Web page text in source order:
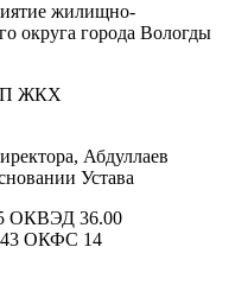
жилищно-
округа города Вологды
ЖКХ
Абдуллаев
Устава
ОКВЭД 36.00
ОКФС 14